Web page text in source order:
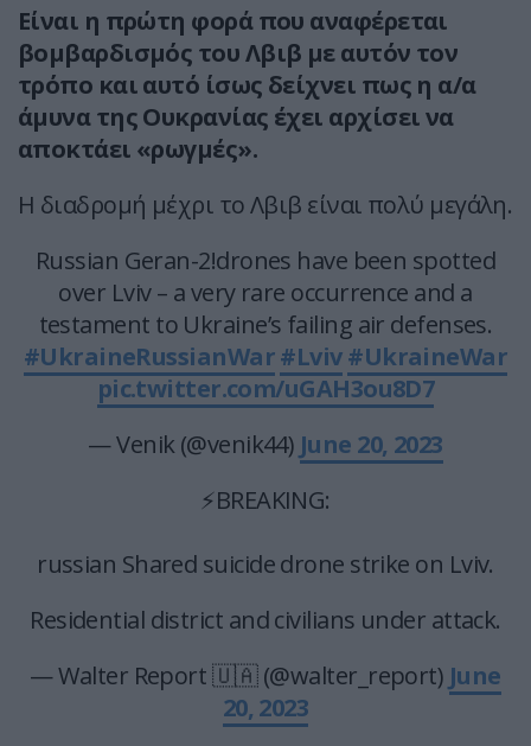
Είναι η πρώτη φορά που αναφέρεται
βομβαρδισμός του Λβιβ με αυτόν τον
τρόπο και αυτό ίσως δείχνει πως η α/α
άμυνα της Ουκρανίας έχει αρχίσει να
αποκτάει «ρωγμές».
Η διαδρομή μέχρι το Λβιβ είναι πολύ μεγάλη.
Russian Geran-2!drones have been spotted
over Lviv – a very rare occurrence and a
testament to Ukraine’s failing air defenses.
#UkraineRussianWar#Lviv#UkraineWar
pic.twitter.com/uGAH3ou8D7
— Venik (@venik44) June 20, 2023
⚡️BREAKING:
russian Shared suicide drone strike on Lviv.
Residential district and civilians under attack.
— Walter Report 🇺🇦 (@walter_report) June
20, 2023